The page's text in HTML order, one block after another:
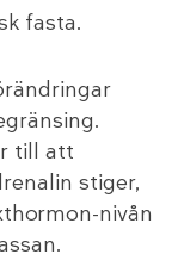
fasta.
till att
stiger,
nivån